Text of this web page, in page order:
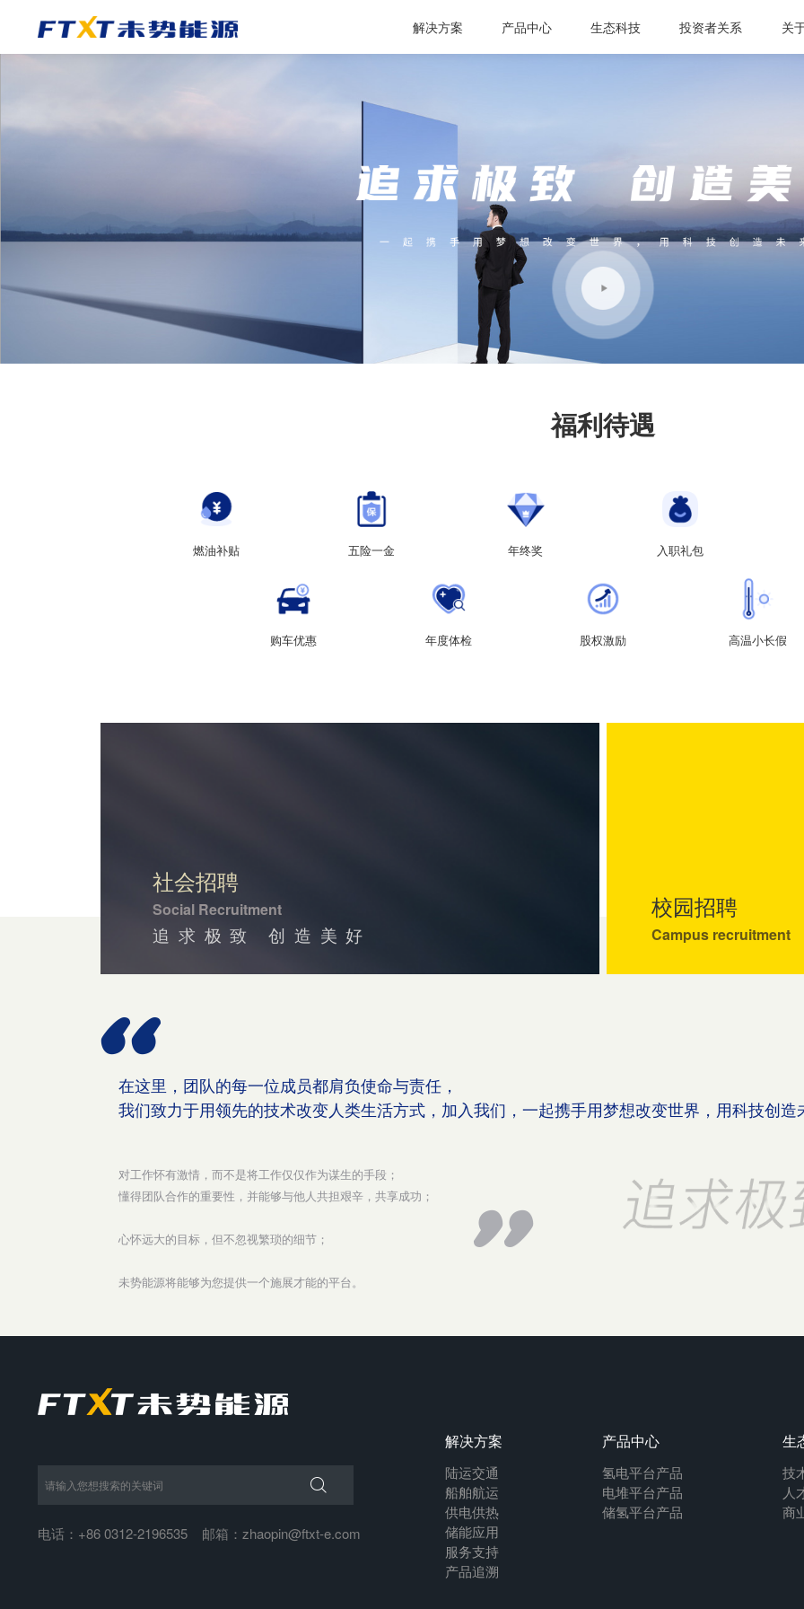
解决方案 产品中心 生态科技 投资者关系 关
福利待遇
燃油补贴 五险一金 年终奖 入职礼包
购车优惠 年度体检 股权激励 高温小长假
社会招聘
Social Recruitment
追求极致 创造美好
校园招聘
Campus recruitment
在这里，团队的每一位成员都肩负使命与责任，
我们致力于用领先的技术改变人类生活方式，加入我们，一起携手用梦想改变世界，用科技创造
对工作怀有激情，而不是将工作仅仅作为谋生的手段；
懂得团队合作的重要性，并能够与他人共担艰辛，共享成功；
心怀远大的目标，但不忽视繁琐的细节；
未势能源将能够为您提供一个施展才能的平台。

电话：+86 0312-2196535 邮箱：zhaopin@ftxt-e.com
解决方案
陆运交通
船舶航运
供电供热
储能应用
服务支持
产品追溯
产品中心
氢电平台产品
电堆平台产品
储氢平台产品
生
技
人
商